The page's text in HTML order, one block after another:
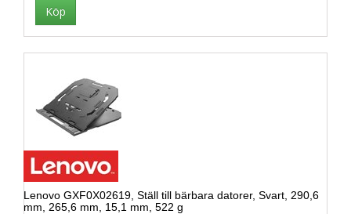
Lenovo GXF0X02619, Ställ till bärbara datorer, Svart, 290,6
mm, 265,6 mm, 15,1 mm, 522 g